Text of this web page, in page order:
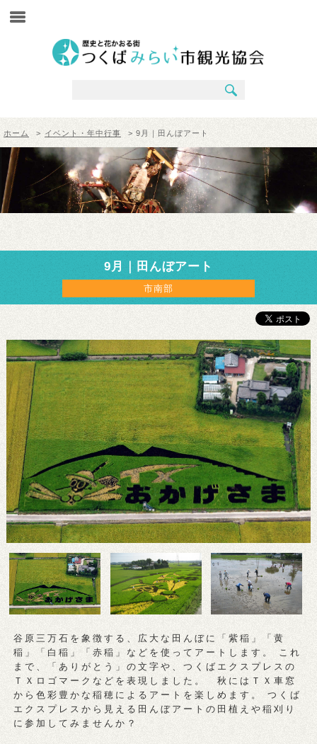
ホーム > イベント・年中行事 > 9月｜田んぼアート
9月｜田んぼアート
市南部
谷原三万石を象徴する、広大な田んぼに「紫稲」「黄
稲」「白稲」「赤稲」などを使ってアートします。 これ
まで、「ありがとう」の文字や、つくばエクスプレスの
ＴＸロゴマークなどを表現しました。 秋にはＴＸ車窓
から色彩豊かな稲穂によるアートを楽しめます。 つくば
エクスプレスから見える田んぼアートの田植えや稲刈り
に参加してみませんか？